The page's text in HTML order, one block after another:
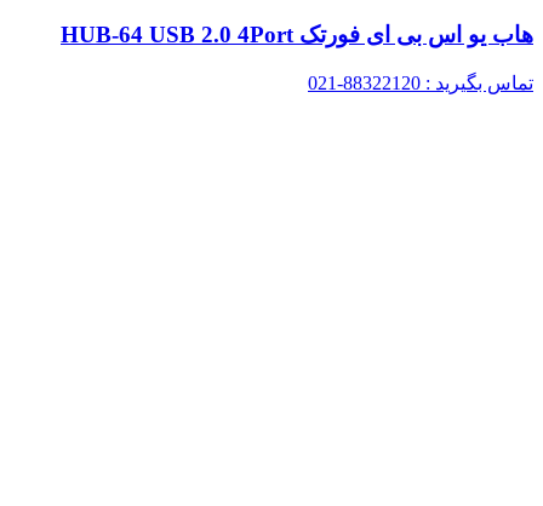
هاب یو اس بی ای فورتک HUB-64 USB 2.0 4Port
تماس بگیرید : 88322120-021